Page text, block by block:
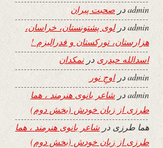
admin در صحبت پیران
adminدرلوی پشتونستان، خراسان،
هزارستان، تورکستان و فدرالیزم !
اسدالله حیدری درنمکدان
adminدراوجِ نور
adminدر شاعر بانوی هنرمند ، هما
طرزی از زبان خودش (بخش دوم)
هما طرزی در شاعر بانوی هنرمند ، هما
طرزی از زبان خودش (بخش دوم)